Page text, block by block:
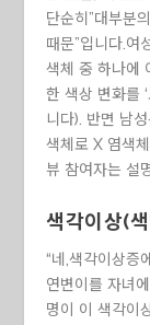
단순히”대부분
때문”입니다.여
색체 중 하나에
한 색상 변화를
니다). 반면 남
색체로 X 염색
뷰 참여자는 설
색각이상(
“네,색각이상증
연변이를 자녀
명이 이 색각이